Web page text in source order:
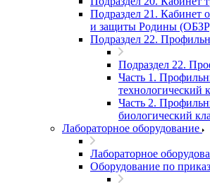
Подраздел 21. Кабинет
и защиты Родины
Подраздел 22.
Подраздел 22.
Часть 1.
технологический
Часть 2.
биологический
Лабораторное оборудование
Лабораторное
Оборудование по